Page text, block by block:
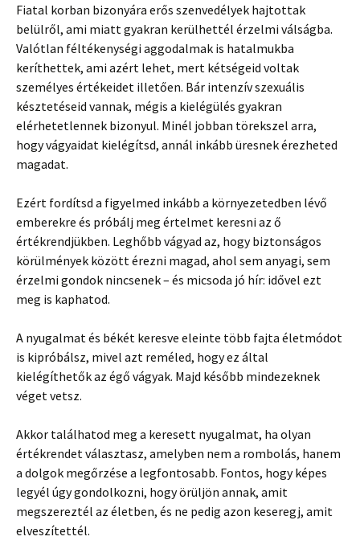
Fiatal korban bizonyára erős szenvedélyek hajtottak
belülről, ami miatt gyakran kerülhettél érzelmi válságba.
Valótlan féltékenységi aggodalmak is hatalmukba
keríthettek, ami azért lehet, mert kétségeid voltak
személyes értékeidet illetően. Bár intenzív szexuális
késztetéseid vannak, mégis a kielégülés gyakran
elérhetetlennek bizonyul. Minél jobban törekszel arra,
hogy vágyaidat kielégítsd, annál inkább üresnek érezheted
magadat.
Ezért fordítsd a figyelmed inkább a környezetedben lévő
emberekre és próbálj meg értelmet keresni az ő
értékrendjükben. Leghőbb vágyad az, hogy biztonságos
körülmények között érezni magad, ahol sem anyagi, sem
érzelmi gondok nincsenek – és micsoda jó hír: idővel ezt
meg is kaphatod.
A nyugalmat és békét keresve eleinte több fajta életmódot
is kipróbálsz, mivel azt reméled, hogy ez által
kielégíthetők az égő vágyak. Majd később mindezeknek
véget vetsz.
Akkor találhatod meg a keresett nyugalmat, ha olyan
értékrendet választasz, amelyben nem a rombolás, hanem
a dolgok megőrzése a legfontosabb. Fontos, hogy képes
legyél úgy gondolkozni, hogy örüljön annak, amit
megszereztél az életben, és ne pedig azon keseregj, amit
elveszítettél.